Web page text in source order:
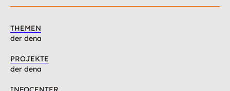
THEMEN
der dena
PROJEKTE
der dena